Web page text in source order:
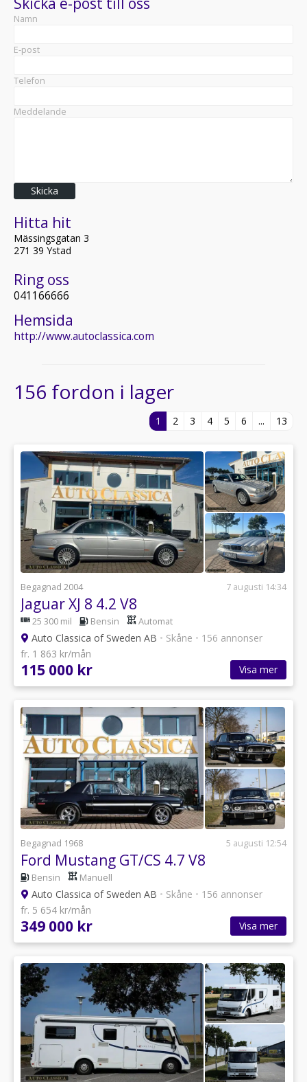
Namn
E-post
Telefon
Meddelande
Skicka
Hitta hit
Mässingsgatan 3
271 39 Ystad
Ring oss
041166666
Hemsida
http://www.autoclassica.com
156 fordon i lager
1 2 3 4 5 6 ... 13
Begagnad 2004 7 augusti 14:34
Jaguar XJ 8 4.2 V8
25 300 mil Bensin Automat
Auto Classica of Sweden AB • Skåne • 156 annonser
fr. 1 863 kr/mån
115 000 kr Visa mer
Begagnad 1968 5 augusti 12:54
Ford Mustang GT/CS 4.7 V8
Bensin Manuell
Auto Classica of Sweden AB • Skåne • 156 annonser
fr. 5 654 kr/mån
349 000 kr Visa mer